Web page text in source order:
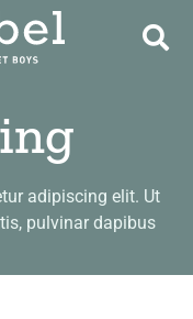
adipiscing elit. Ut
pulvinar dapibus